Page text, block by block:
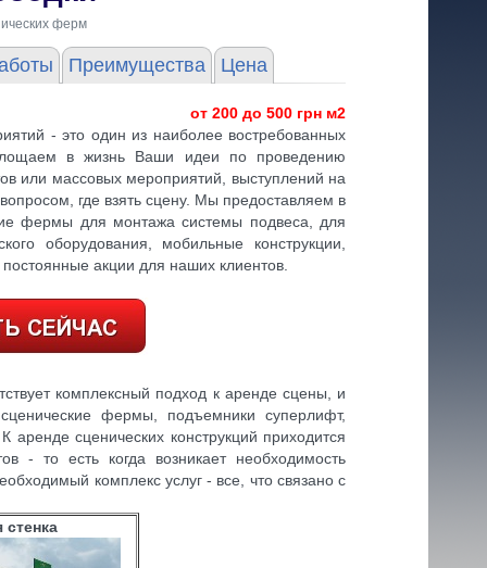
ферм
Преимущества Цена
от 200 до 500 грн м2
- это один из наиболее востребованных
в жизнь Ваши идеи по проведению
или массовых мероприятий, выступлений на
где взять сцену. Мы предоставляем в
фермы для монтажа системы подвеса, для
оборудования, мобильные конструкции,
акции для наших клиентов.
комплексный подход к аренде сцены, и
фермы, подъемники суперлифт,
сценических конструкций приходится
- то есть когда возникает необходимость
комплекс услуг - все, что связано с